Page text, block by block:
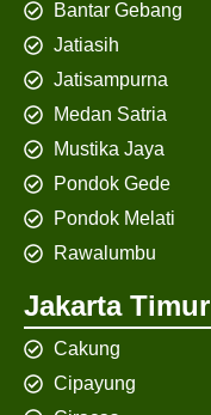
Bantar Gebang
Jatiasih
Jatisampurna
Medan Satria
Mustika Jaya
Pondok Gede
Pondok Melati
Rawalumbu
Jakarta Timur
Cakung
Cipayung